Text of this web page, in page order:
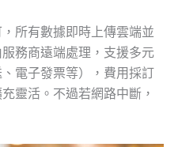
所有數據即時上傳雲端並
務商遠端處理，支援多元
電子發票等），費用採訂
靈活。不過若網路中斷，